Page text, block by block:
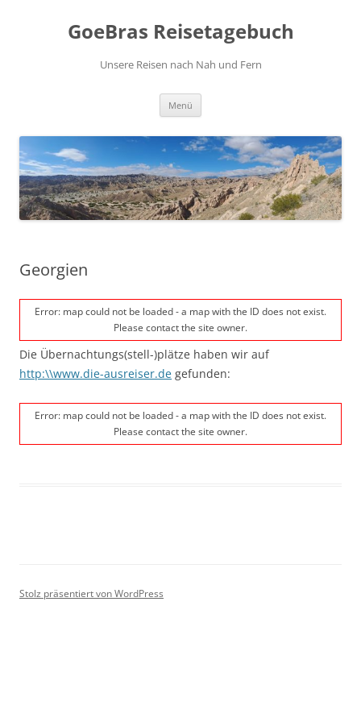
GoeBras Reisetagebuch
Unsere Reisen nach Nah und Fern
Menü
Georgien
Error: map could not be loaded - a map with the ID does not exist.
Please contact the site owner.
Die Übernachtungs(stell-)plätze haben wir auf
http:\\www.die-ausreiser.de gefunden:
Error: map could not be loaded - a map with the ID does not exist.
Please contact the site owner.
Stolz präsentiert von WordPress